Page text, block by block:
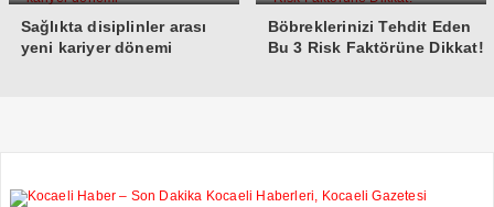
Sağlıkta disiplinler arası
yeni kariyer dönemi
Böbreklerinizi Tehdit Eden
Bu 3 Risk Faktörüne Dikkat!